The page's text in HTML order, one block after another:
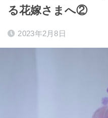
る花嫁さまへ②
2023年2月8日